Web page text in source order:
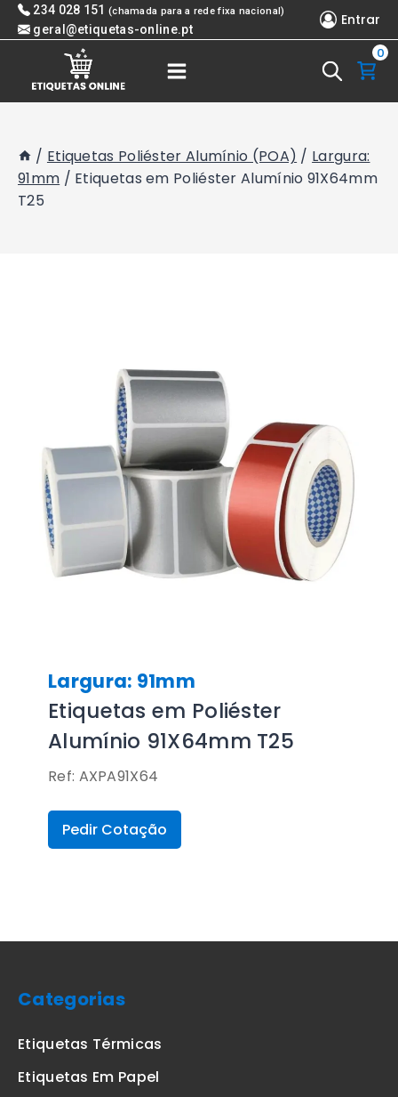
Skip 234 028 151 (chamada para a rede fixa nacional)
geral@etiquetas-online.pt
Entrar
0
/ Etiquetas Poliéster Alumínio (POA) / Largura:
91mm / Etiquetas em Poliéster Alumínio 91X64mm
T25
Largura: 91mm
Etiquetas em Poliéster
Alumínio 91X64mm T25
Ref: AXPA91X64
Pedir Cotação
Categorias
Etiquetas Térmicas
Etiquetas Em Papel